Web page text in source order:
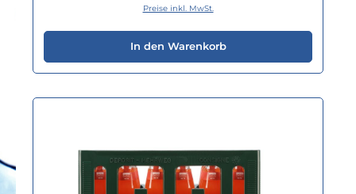
Preise inkl. MwSt.
In den Warenkorb